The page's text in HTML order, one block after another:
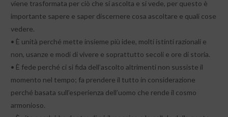
viene trasformata per ciò che si ascolta e si vede, per questo è
importante sapere e saper discernere cosa ascoltare e quali cose
vedere.
• È unità perché mette insieme più idee, molti istinti razionali e
non, usanze e modi di vivere e soprattutto secoli e ore di storia.
• È fede perché ci si fida dell’ascolto altrimenti non sussiste il
momento nel tempo; fa prendere il tutto in considerazione
perché basata sull’esperienza dell’uomo che rende il cosmo
armonioso.